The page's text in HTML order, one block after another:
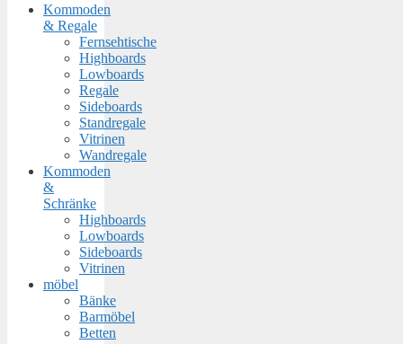
Kommoden
& Regale
Fernsehtische
Highboards
Lowboards
Regale
Sideboards
Standregale
Vitrinen
Wandregale
Kommoden
&
Schränke
Highboards
Lowboards
Sideboards
Vitrinen
möbel
Bänke
Barmöbel
Betten